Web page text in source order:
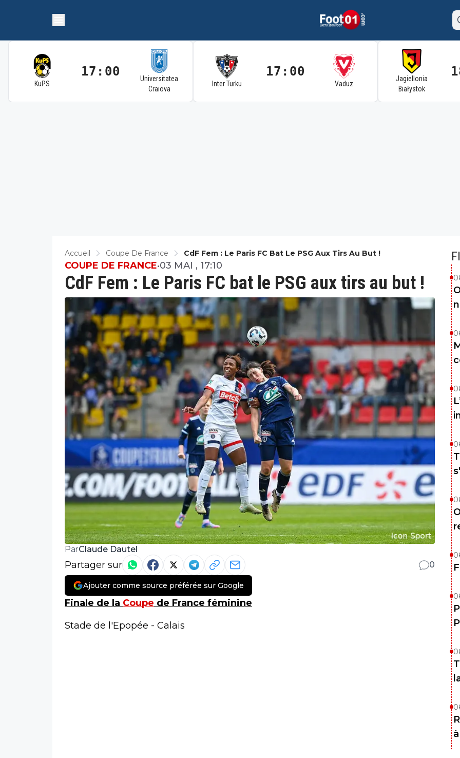
KuPS
17:00
Universitatea
Craiova
Inter Turku
17:00
Vaduz
Jagiellonia
Białystok
Accueil Coupe De France CdF Fem : Le Paris FC Bat Le PSG Aux Tirs Au But !
CdF Fem : Le Paris FC bat le PSG aux tirs au but !
COUPE DE FRANCE•03 MAI , 17:10
ParClaude Dautel
Partager sur 0
Ajouter comme source préférée sur Google
Finale de la Coupe de France féminine
Stade de l'Epopée - Calais